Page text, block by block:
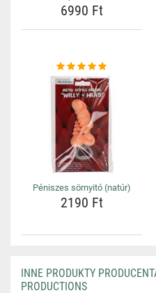
6990 Ft
Péniszes sörnyitó (natúr)
2190 Ft
INNE PRODUKTY
PRODUCTIONS